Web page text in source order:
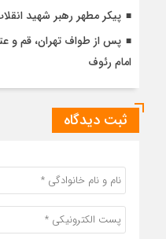
پیکر مطهر رهبر شهید
پس از طواف تهران، قم و
امام رئوف
ثبت دیدگاه